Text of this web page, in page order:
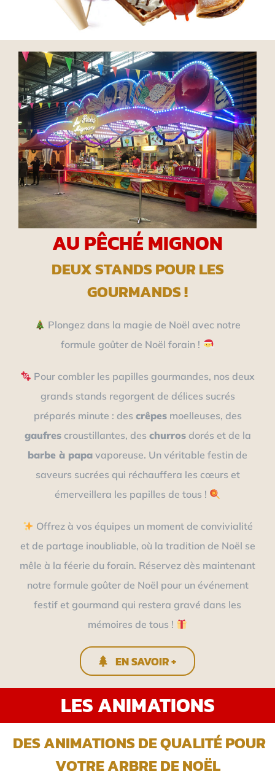
AU PÊCHÉ MIGNON
DEUX STANDS POUR LES
GOURMANDS !
Plongez dans la magie de Noël avec notre
formule goûter de Noël forain !
Pour combler les papilles gourmandes, nos deux
grands stands regorgent de délices sucrés
préparés minute : des crêpesmoelleuses, des
gaufrescroustillantes, des churrosdorés et de la
barbe à papa vaporeuse. Un véritable festin de
saveurs sucrées qui réchauffera les cœurs et
émerveillera les papilles de tous !
Offrez à vos équipes un moment de convivialité
et de partage inoubliable, où la tradition de Noël se
mêle à la féerie du forain. Réservez dès maintenant
notre formule goûter de Noël pour un événement
festif et gourmand qui restera gravé dans les
mémoires de tous !
EN SAVOIR +
LES ANIMATIONS
DES ANIMATIONS DE QUALITÉ POUR
VOTRE ARBRE DE NOËL